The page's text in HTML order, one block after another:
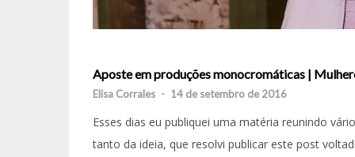
Aposte em produções monocromáticas |
Elisa Corrales - 14 de setembro de 2016
Esses dias eu publiquei uma matéria reunindo
tanto da ideia, que resolvi publicar este post